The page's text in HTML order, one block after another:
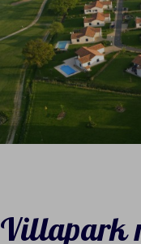
Villapark